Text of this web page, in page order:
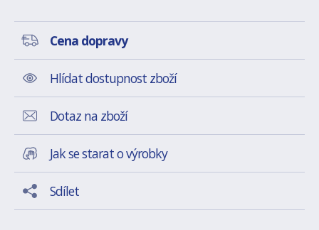
Cena dopravy
Hlídat dostupnost zboží
Dotaz na zboží
Jak se starat o výrobky
Sdílet